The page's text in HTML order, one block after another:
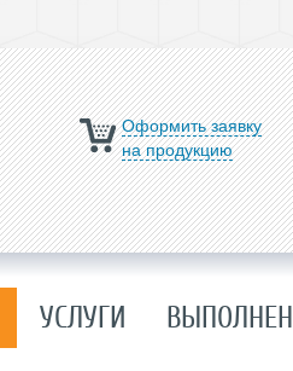
Оформить заявку
на продукцию
УСЛУГИ